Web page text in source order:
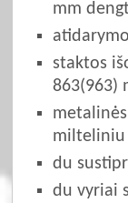
mm
staktos
863(963)
milteliniu
du
du vyriai